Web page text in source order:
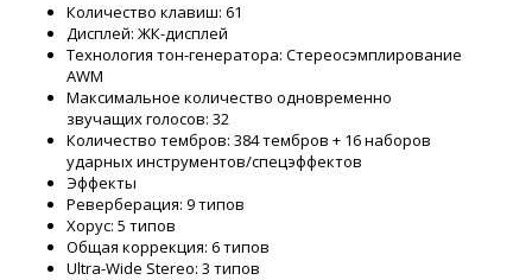
Количество клавиш: 61
Дисплей: ЖК-дисплей
Технология тон-генератора: Стереосэмплирование
AWM
Максимальное количество одновременно
звучащих голосов: 32
Количество тембров: 384 тембров + 16 наборов
ударных инструментов/спецэффектов
Эффекты
Реверберация: 9 типов
Хорус: 5 типов
Общая коррекция: 6 типов
Ultra-Wide Stereo: 3 типов